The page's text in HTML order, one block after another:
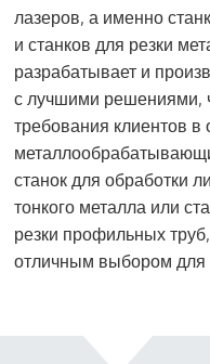
лазеров, а именно
и станков для резки
разрабатывает и
с лучшими решениями,
требования клиентов в
станок для обработки
тонкого металла или
резки профильных
отличным выбором для